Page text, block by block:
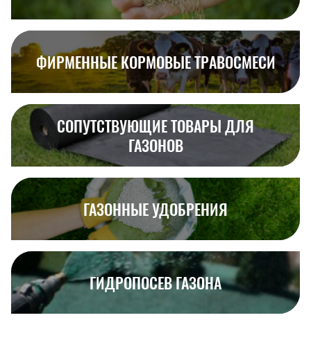
ФИРМЕННЫЕ КОРМОВЫЕ ТРАВОСМЕСИ
СОПУТСТВУЮЩИЕ ТОВАРЫ ДЛЯ
ГАЗОНОВ
ГАЗОННЫЕ УДОБРЕНИЯ
ГИДРОПОСЕВ ГАЗОНА